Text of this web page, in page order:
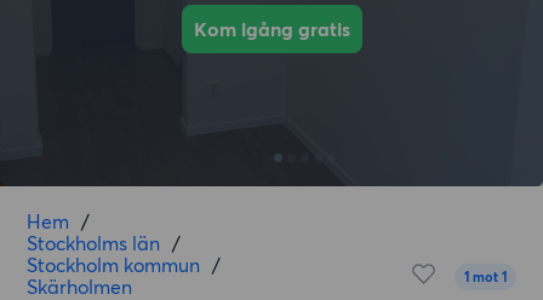
Kom igång gratis
Hem /
Stockholms län /
Stockholm kommun /
Skärholmen
1 mot 1